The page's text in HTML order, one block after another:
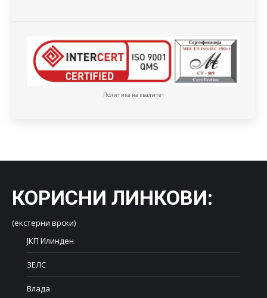
Политика на квалитет
КОРИСНИ ЛИНКОВИ:
(екстерни врски)
ЈКП Илинден
ЗЕЛС
Влада